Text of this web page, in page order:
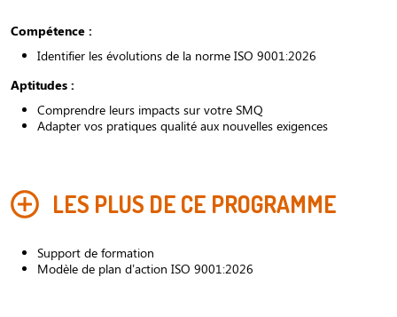
Compétence :
Identifier les évolutions de la norme ISO 9001:2026
Aptitudes :
Comprendre leurs impacts sur votre SMQ
Adapter vos pratiques qualité aux nouvelles exigences
LES PLUS DE CE PROGRAMME
Support de formation
Modèle de plan d’action ISO 9001:2026